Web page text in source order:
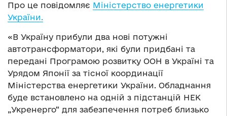
Про це повідомляє Міністерство енергетики
України.
«В Україну прибули два нові потужні
автотрансформатори, які були придбані та
передані Програмою розвитку ООН в Україні та
Урядом Японії за тісної координації
Міністерства енергетики України. Обладнання
буде встановлено на одній з підстанцій НЕК
„Укренерго“ для забезпечення потреб близько